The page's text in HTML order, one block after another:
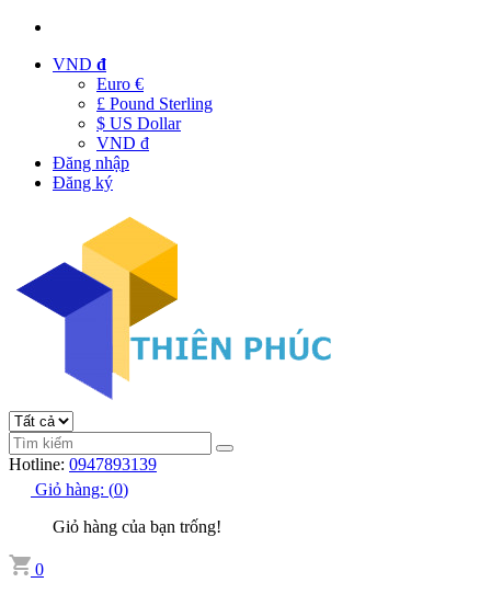
VND đ
Euro €
£ Pound Sterling
$ US Dollar
VND đ
Đăng nhập
Đăng ký
Hotline: 0947893139
Giỏ hàng: (0)
Giỏ hàng của bạn trống!
0